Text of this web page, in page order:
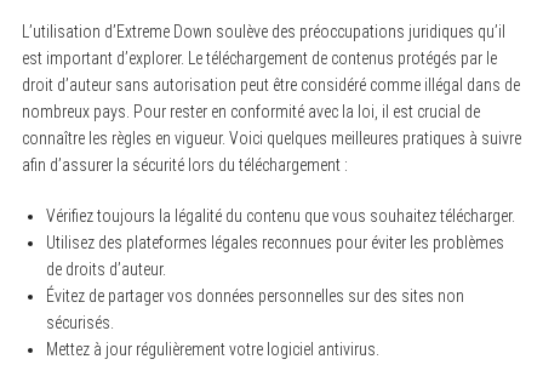
L’utilisation d’Extreme Down soulève des préoccupations juridiques qu’il
est important d’explorer. Le téléchargement de contenus protégés par le
droit d’auteur sans autorisation peut être considéré comme illégal dans de
nombreux pays. Pour rester en conformité avec la loi, il est crucial de
connaître les règles en vigueur. Voici quelques meilleures pratiques à suivre
afin d’assurer la sécurité lors du téléchargement :
Vérifiez toujours la légalité du contenu que vous souhaitez télécharger.
Utilisez des plateformes légales reconnues pour éviter les problèmes
de droits d’auteur.
Évitez de partager vos données personnelles sur des sites non
sécurisés.
Mettez à jour régulièrement votre logiciel antivirus.